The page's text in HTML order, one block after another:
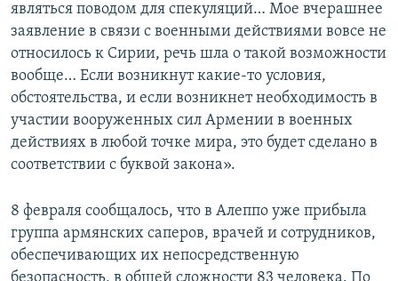
являться поводом для спекуляций… Мое вчерашнее
заявление в связи с военными действиями вовсе не
относилось к Сирии, речь шла о такой возможности
вообще… Если возникнут какие-то условия,
обстоятельства, и если возникнет необходимость в
участии вооруженных сил Армении в военных
действиях в любой точке мира, это будет сделано в
соответствии с буквой закона».
8 февраля сообщалось, что в Алеппо уже прибыла
группа армянских саперов, врачей и сотрудников,
обеспечивающих их непосредственную